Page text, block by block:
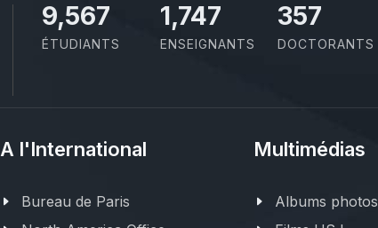
11,110
ÉTUDIANTS
2,029
ENSEIGNANTS
414
DOCTORANTS
A l'International
Bureau de Paris
Multimédias
Albums photos